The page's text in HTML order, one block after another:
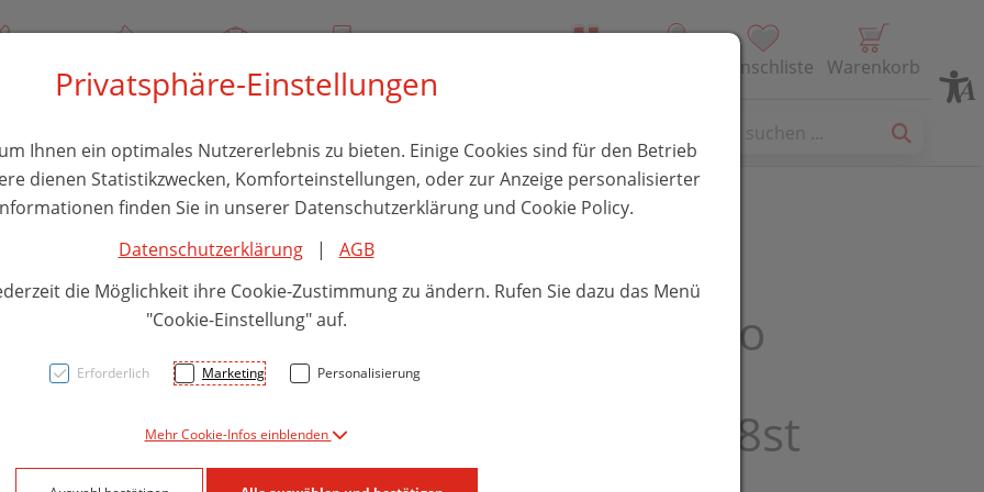
Über uns Rezept-Anfrage Service Wunschliste Warenkorb
Sonnentor
Aufgussbeutel/bio
Melisse-verbene-
lavendel 02336 18st
Privatsphäre-Einstellungen
Ihnen ein optimales Nutzererlebnis zu bieten. Einige Cookies sind für den Betrieb
dienen Statistikzwecken, Komforteinstellungen, oder zur Anzeige personalisierter
finden Sie in unserer Datenschutzerklärung und Cookie Policy.
Datenschutzerklärung| AGB
die Möglichkeit ihre Cookie-Zustimmung zu ändern. Rufen Sie dazu das Menü
"Cookie-Einstellung" auf.
Erforderlich Marketing Personalisierung
Mehr Cookie-Infos einblenden